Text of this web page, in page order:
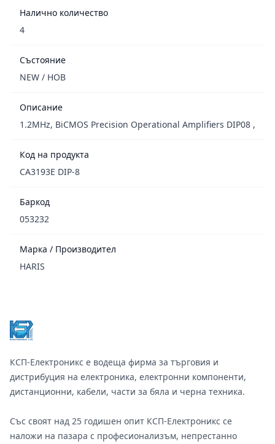
Налично количество
4
Състояние
NEW / НОВ
Описание
1.2MHz, BiCMOS Precision Operational Amplifiers DIP08 ,
Код на продукта
CA3193E DIP-8
Баркод
053232
Марка / Производител
HARIS
КСП-Електроникс е водеща фирма за търговия и
дистрибуция на електроника, електронни компоненти,
дистанционни, кабели, части за бяла и черна техника.
Със своят над 25 годишен опит КСП-Електроникс се
наложи на пазара с професионализъм, непрестанно